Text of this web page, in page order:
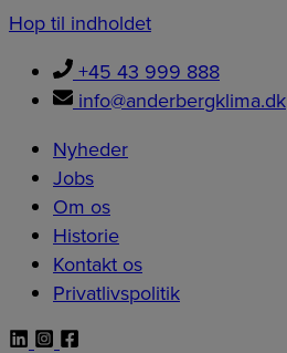
Hop til indholdet
+45 43 999 888
info@anderbergklima.dk
Nyheder
Jobs
Om os
Historie
Kontakt os
Privatlivspolitik